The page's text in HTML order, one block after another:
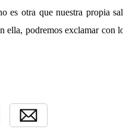
es otra que nuestra propia
ella, podremos exclamar con